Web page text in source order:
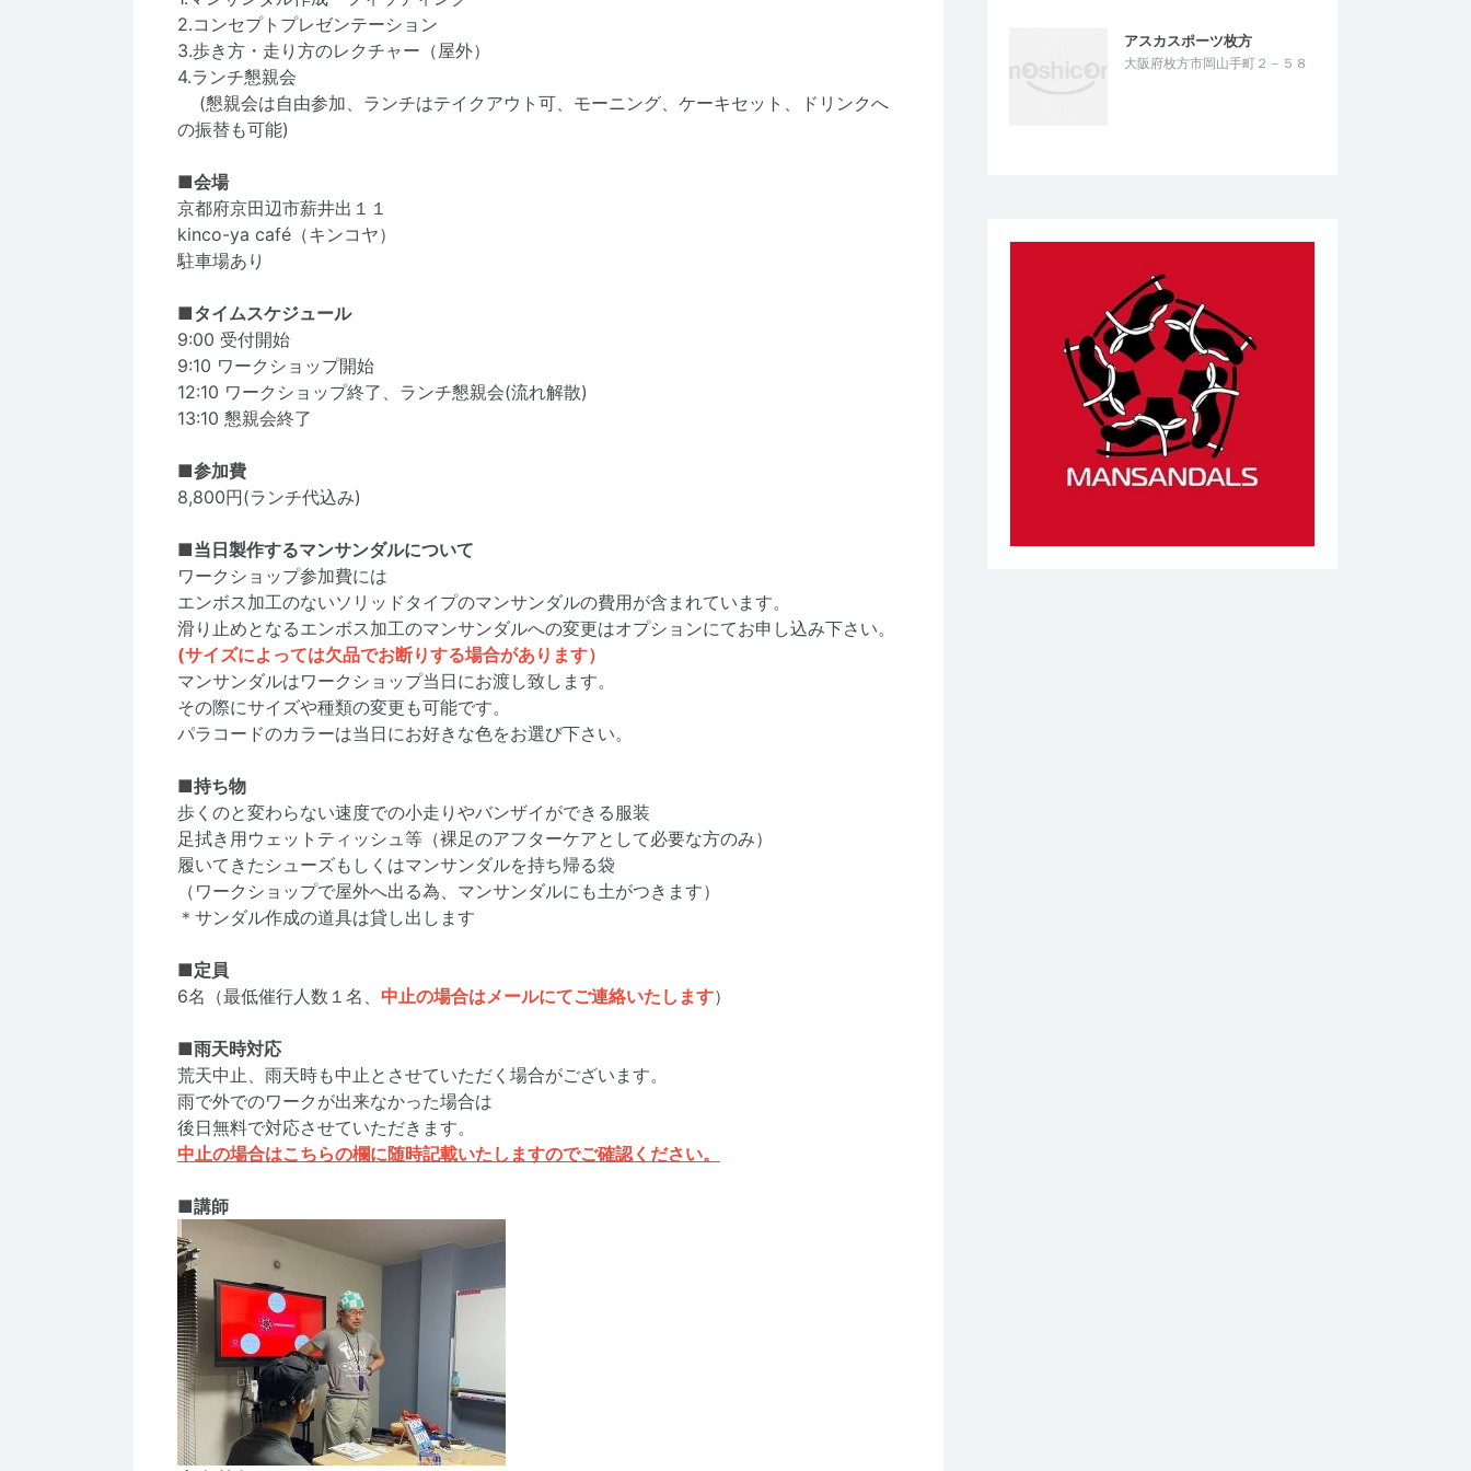
2.コンセプトプレゼンテーション
3.歩き方・走り方のレクチャー（屋外）
4.ランチ懇親会
(懇親会は自由参加、ランチはテイクアウト可、モーニング、ケーキセット、ドリンクへ
の振替も可能)
■会場
京都府京田辺市薪井出１１
kinco-ya café（キンコヤ）
駐車場あり
■タイムスケジュール
9:00 受付開始
9:10 ワークショップ開始
12:10 ワークショップ終了、ランチ懇親会(流れ解散)
13:10 懇親会終了
■参加費
8,800円(ランチ代込み)
■当日製作するマンサンダルについて
ワークショップ参加費には
エンボス加工のないソリッドタイプのマンサンダルの費用が含まれています。
滑り止めとなるエンボス加工のマンサンダルへの変更はオプションにてお申し込み下さい。
(サイズによっては欠品でお断りする場合があります）
マンサンダルはワークショップ当日にお渡し致します。
その際にサイズや種類の変更も可能です。
パラコードのカラーは当日にお好きな色をお選び下さい。
■持ち物
歩くのと変わらない速度での小走りやバンザイができる服装
足拭き用ウェットティッシュ等（裸足のアフターケアとして必要な方のみ）
履いてきたシューズもしくはマンサンダルを持ち帰る袋
（ワークショップで屋外へ出る為、マンサンダルにも土がつきます）
＊サンダル作成の道具は貸し出します
■定員
6名（最低催行人数１名、 中止の場合はメールにてご連絡いたします）
■雨天時対応
荒天中止、雨天時も中止とさせていただく場合がございます。
雨で外でのワークが出来なかった場合は
後日無料で対応させていただきます。
中止の場合はこちらの欄に随時記載いたしますのでご確認ください。
■講師
アスカスポーツ枚方
大阪府枚方市岡山手町２－５８